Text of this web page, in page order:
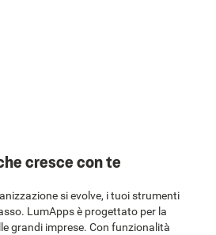
cresce con te
si evolve, i tuoi strumenti
LumApps è progettato per la
grandi imprese. Con funzionalità